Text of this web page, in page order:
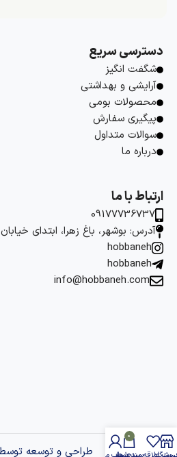
دسترسی سریع
شگفت انگیز
آرایشی و بهداشتی
محصولات بومی
پیگیری سفارش
سوالات متداول
درباره ما
ارتباط با ما
09177736737
آدرس: بوشهر، باغ زهرا، ابتدای
hobbaneh
hobbaneh
info@hobbaneh.com
طراحی و توسعه توسط
0